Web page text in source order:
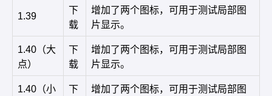
1.39
下
载
增加了两个图标，可用于测试局部图
片显示。
1.40（大
点）
下
载
增加了两个图标，可用于测试局部图
片显示。
1.40（小
下
增加了两个图标，可用于测试局部图